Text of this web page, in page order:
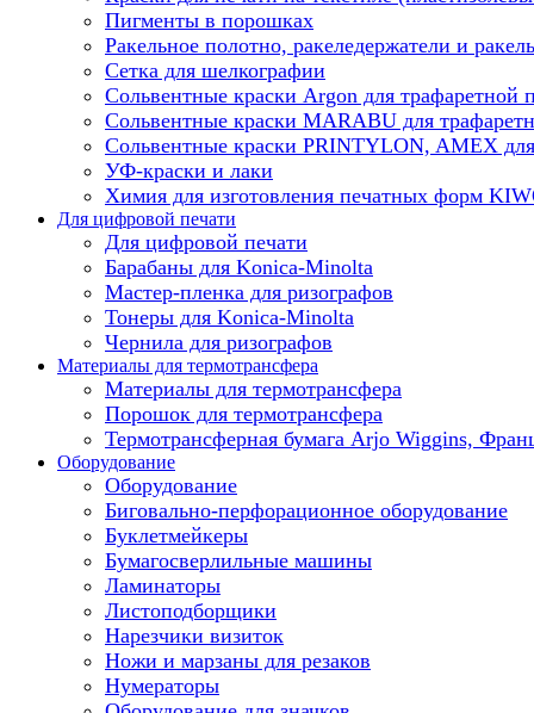
Пигменты в порошках
Ракельное полотно, ракеледержатели и
Сетка для шелкографии
Сольвентные краски Argon для трафаретной
Сольвентные краски MARABU для
Сольвентные краски PRINTYLON, AMEX
УФ-краски и лаки
Химия для изготовления печатных форм
Для цифровой печати
Для цифровой печати
Барабаны для Konica-Minolta
Мастер-пленка для ризографов
Тонеры для Konica-Minolta
Чернила для ризографов
Материалы для термотрансфера
Материалы для термотрансфера
Порошок для термотрансфера
Термотрансферная бумага Arjo Wiggins,
Оборудование
Оборудование
Биговально-перфорационное оборудование
Буклетмейкеры
Бумагосверлильные машины
Ламинаторы
Листоподборщики
Нарезчики визиток
Ножи и марзаны для резаков
Нумераторы